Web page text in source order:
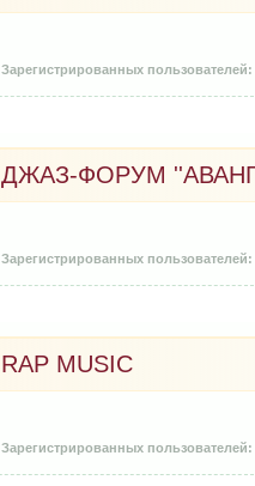
ДЖАЗ-ФОРУМ
RAP MUSIC